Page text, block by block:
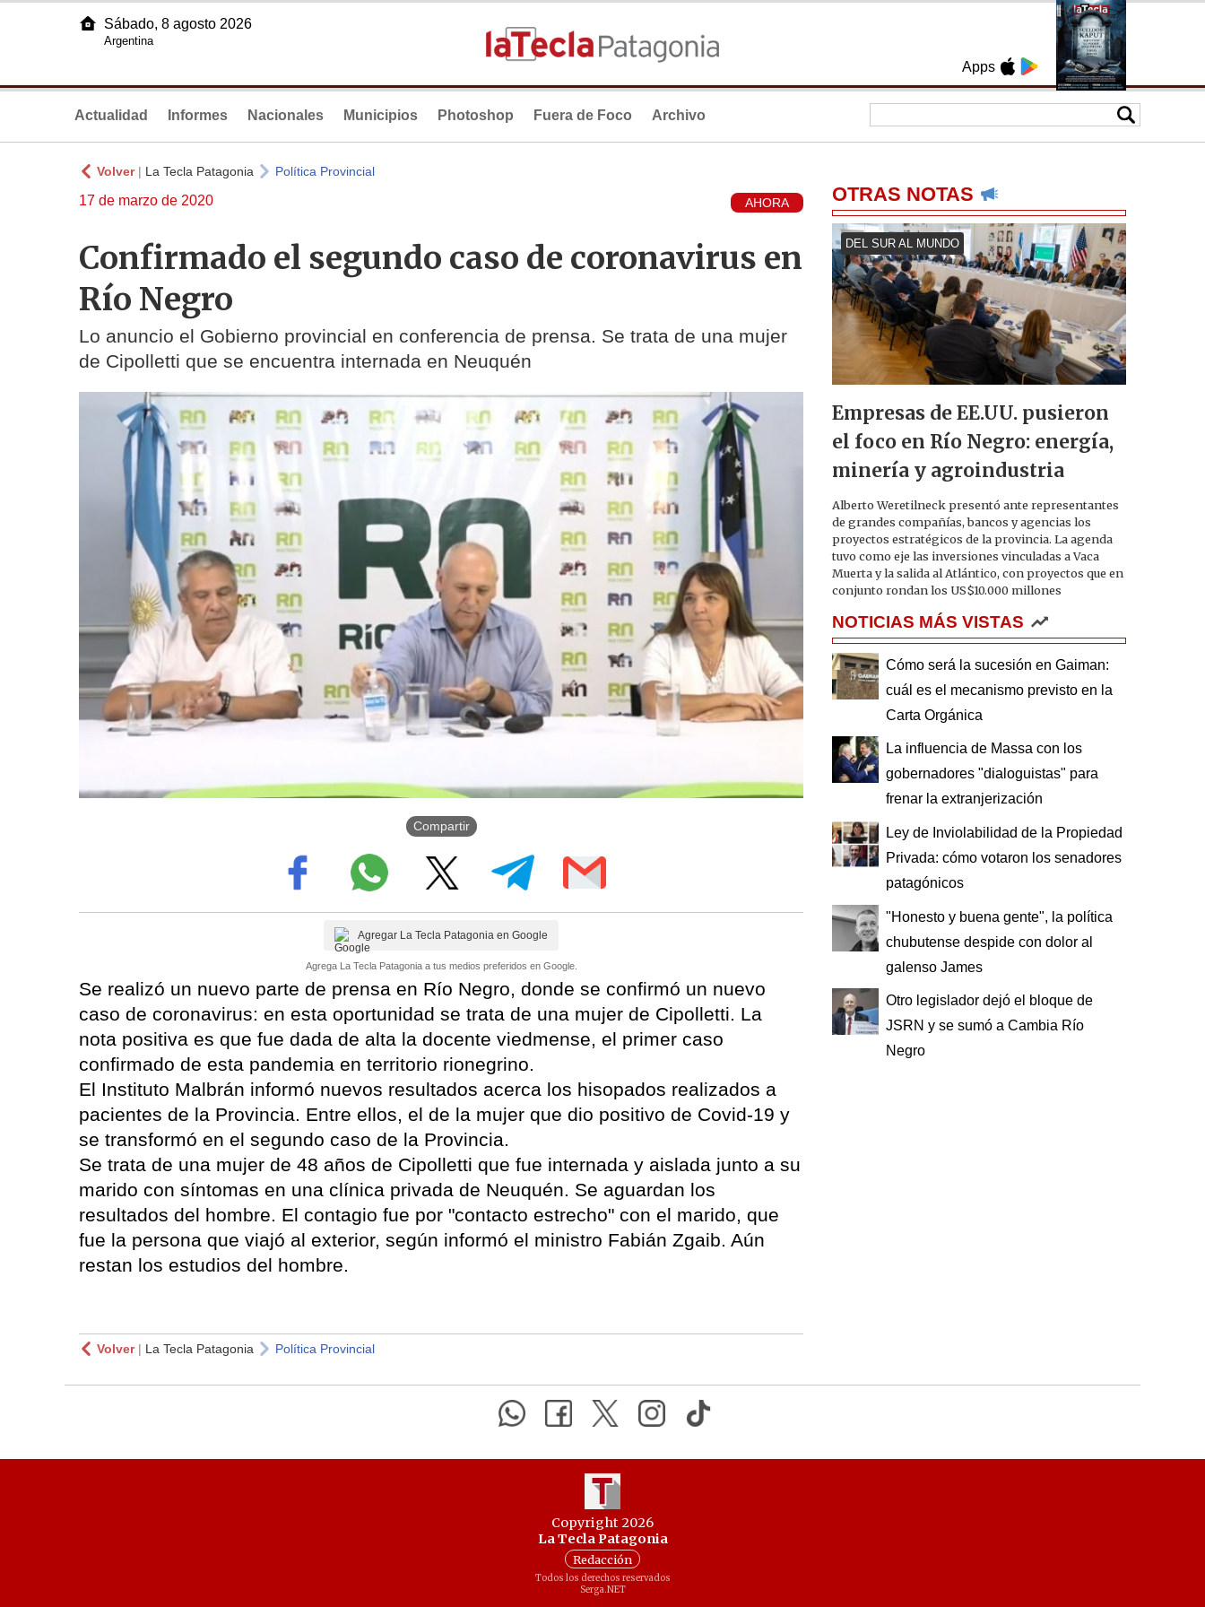
Apps
Sábado, 8 agosto 2026
Argentina
Actualidad Informes Nacionales Municipios Photoshop Fuera de Foco Archivo
Volver| La Tecla Patagonia Política Provincial
17 de marzo de 2020 AHORA
Confirmado el segundo caso de coronavirus en
Río Negro
Lo anuncio el Gobierno provincial en conferencia de prensa. Se trata de una mujer
de Cipolletti que se encuentra internada en Neuquén
Compartir
Agregar La Tecla Patagonia en Google
Agrega La Tecla Patagonia a tus medios preferidos en Google.
Se realizó un nuevo parte de prensa en Río Negro, donde se confirmó un nuevo
caso de coronavirus: en esta oportunidad se trata de una mujer de Cipolletti. La
nota positiva es que fue dada de alta la docente viedmense, el primer caso
confirmado de esta pandemia en territorio rionegrino.
El Instituto Malbrán informó nuevos resultados acerca los hisopados realizados a
pacientes de la Provincia. Entre ellos, el de la mujer que dio positivo de Covid-19 y
se transformó en el segundo caso de la Provincia.
Se trata de una mujer de 48 años de Cipolletti que fue internada y aislada junto a su
marido con síntomas en una clínica privada de Neuquén. Se aguardan los
resultados del hombre. El contagio fue por "contacto estrecho" con el marido, que
fue la persona que viajó al exterior, según informó el ministro Fabián Zgaib. Aún
restan los estudios del hombre.
Volver| La Tecla Patagonia Política Provincial
OTRAS NOTAS
DEL SUR AL MUNDO
Empresas de EE.UU. pusieron
el foco en Río Negro: energía,
minería y agroindustria
Alberto Weretilneck presentó ante representantes
de grandes compañías, bancos y agencias los
proyectos estratégicos de la provincia. La agenda
tuvo como eje las inversiones vinculadas a Vaca
Muerta y la salida al Atlántico, con proyectos que en
conjunto rondan los US$10.000 millones
NOTICIAS MÁS VISTAS
Cómo será la sucesión en Gaiman:
cuál es el mecanismo previsto en la
Carta Orgánica
La influencia de Massa con los
gobernadores "dialoguistas" para
frenar la extranjerización
Ley de Inviolabilidad de la Propiedad
Privada: cómo votaron los senadores
patagónicos
"Honesto y buena gente", la política
chubutense despide con dolor al
galenso James
Otro legislador dejó el bloque de
JSRN y se sumó a Cambia Río
Negro
Copyright 2026
La Tecla Patagonia
Redacción
Todos los derechos reservados
Serga.NET